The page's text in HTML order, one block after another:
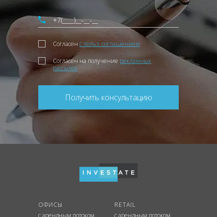
Согласен с польз. соглашением
Согласен на получение рекламных
рассылок
Получить консультацию
ОФИСЫ
с арендным потоком
RETAIL
с арендным потоком